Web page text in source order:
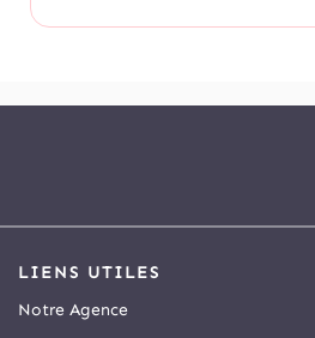
LIENS UTILES
Notre Agence